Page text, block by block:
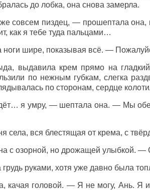
до лобка, она снова замерла.
совсем пиздец, — прошептала
как я тебе туда пальцами…
шире, показывая всё. —
выдавила крем прямо на
по нежным губкам, слегка
по сторонам, сердце
я умру, — шептала она. — Мы обе
села, вся блестящая от крема, с
с озорной, но дрожащей улыбкой. —
руками, хотя уже давно была
головой. — Я не могу, Ань. Я и